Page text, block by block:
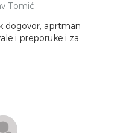
Tomić
dogovor, aprtman
i preporuke i za